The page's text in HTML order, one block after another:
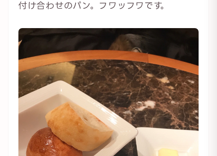
付け合わせのパン。フワッフワです。